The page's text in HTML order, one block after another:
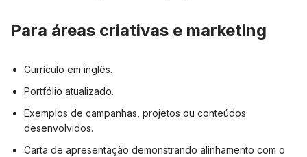
Para áreas criativas e marketing
Currículo em inglês.
Portfólio atualizado.
Exemplos de campanhas, projetos ou conteúdos
desenvolvidos.
Carta de apresentação demonstrando alinhamento com o